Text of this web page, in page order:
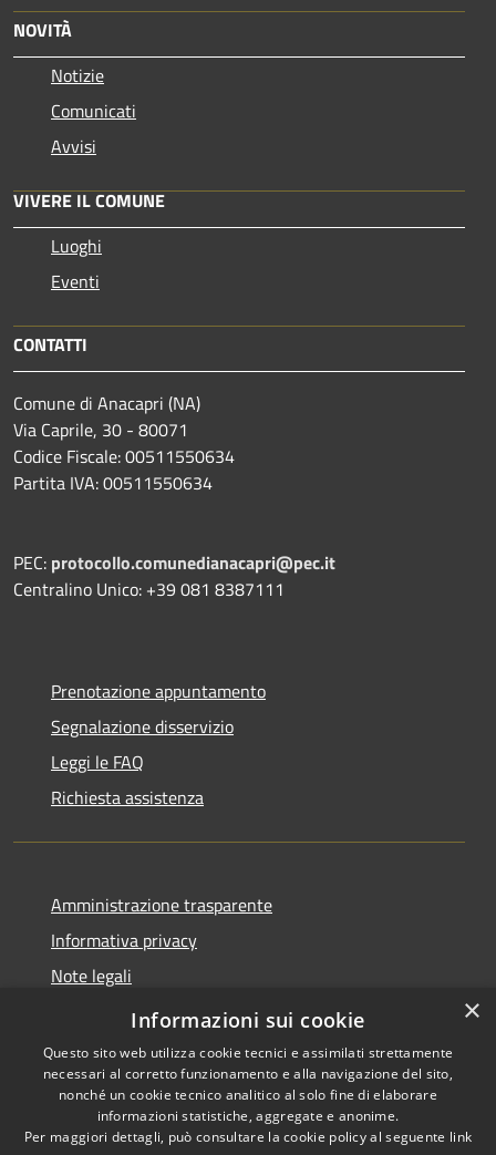
NOVITÀ
Notizie
Comunicati
Avvisi
VIVERE IL COMUNE
Luoghi
Eventi
CONTATTI
Comune di Anacapri (NA)
Via Caprile, 30 - 80071
Codice Fiscale: 00511550634
Partita IVA: 00511550634
PEC: protocollo.comunedianacapri@pec.it
Centralino Unico: +39 081 8387111
Prenotazione appuntamento
Segnalazione disservizio
Leggi le FAQ
Richiesta assistenza
Amministrazione trasparente
Informativa privacy
Note legali
Dichiarazione di accessibilità
Copyright © 2026 • Comune di
Anacapri • Powered by
×
Informazioni sui cookie
Questo sito web utilizza cookie tecnici e assimilati strettamente
necessari al corretto funzionamento e alla navigazione del sito,
nonché un cookie tecnico analitico al solo fine di elaborare
informazioni statistiche, aggregate e anonime.
Per maggiori dettagli, può consultare la cookie policy al seguente link